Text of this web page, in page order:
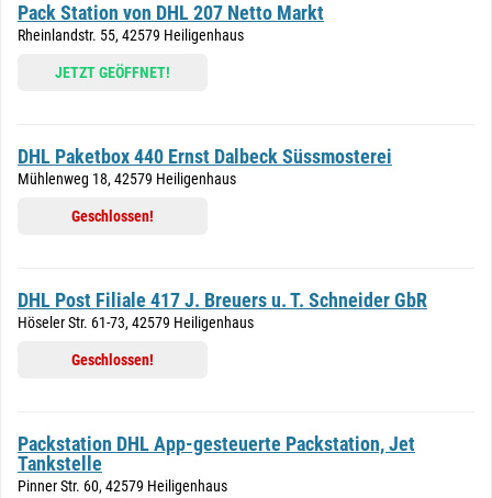
Pack Station von DHL 207 Netto Markt
Rheinlandstr. 55, 42579 Heiligenhaus
JETZT GEÖFFNET!
DHL Paketbox 440 Ernst Dalbeck Süssmosterei
Mühlenweg 18, 42579 Heiligenhaus
Geschlossen!
DHL Post Filiale 417 J. Breuers u. T. Schneider GbR
Höseler Str. 61-73, 42579 Heiligenhaus
Geschlossen!
Packstation DHL App-gesteuerte Packstation, Jet
Tankstelle
Pinner Str. 60, 42579 Heiligenhaus